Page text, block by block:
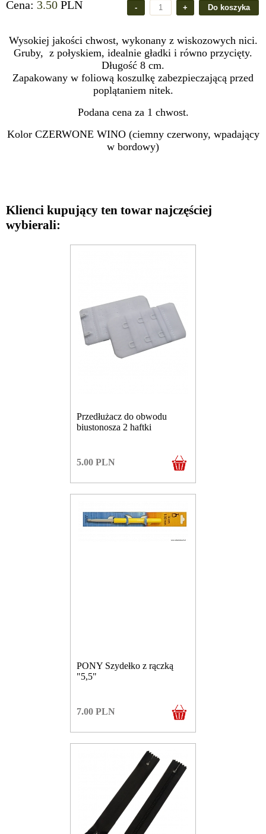
Cena: 3.50 PLN
Wysokiej jakości chwost, wykonany z wiskozowych nici.
Gruby, z połyskiem, idealnie gładki i równo przycięty.
Długość 8 cm.
Zapakowany w foliową koszulkę zabezpieczającą przed
poplątaniem nitek.
Podana cena za 1 chwost.
Kolor CZERWONE WINO (ciemny czerwony, wpadający
w bordowy)
Klienci kupujący ten towar najczęściej
wybierali:
Przedłużacz do obwodu
biustonosza 2 haftki
5.00 PLN
PONY Szydełko z rączką
"5,5"
7.00 PLN